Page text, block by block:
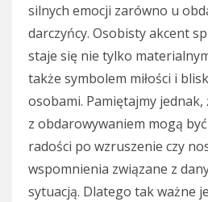
silnych emocji zarówno u
darczyńcy. Osobisty akcent
staje się nie tylko
także symbolem miłości i
osobami. Pamiętajmy jednak,
z obdarowywaniem mogą
radości po wzruszenie czy
wspomnienia związane z
sytuacją. Dlatego tak ważne